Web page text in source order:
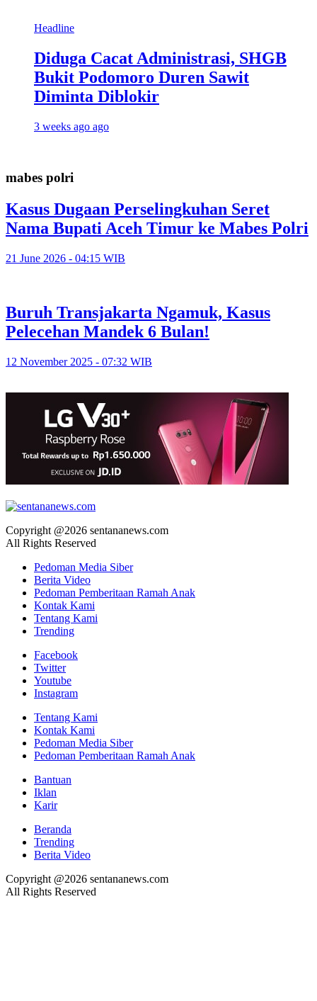
Headline
Diduga Cacat Administrasi, SHGB
Bukit Podomoro Duren Sawit
Diminta Diblokir
3 weeks ago ago
mabes polri
Kasus Dugaan Perselingkuhan Seret
Nama Bupati Aceh Timur ke Mabes Polri
21 June 2026 - 04:15 WIB
Buruh Transjakarta Ngamuk, Kasus
Pelecehan Mandek 6 Bulan!
12 November 2025 - 07:32 WIB
Copyright @2026 sentananews.com
All Rights Reserved
Pedoman Media Siber
Berita Video
Pedoman Pemberitaan Ramah Anak
Kontak Kami
Tentang Kami
Trending
Facebook
Twitter
Youtube
Instagram
Tentang Kami
Kontak Kami
Pedoman Media Siber
Pedoman Pemberitaan Ramah Anak
Bantuan
Iklan
Karir
Beranda
Trending
Berita Video
Copyright @2026 sentananews.com
All Rights Reserved